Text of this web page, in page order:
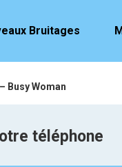
Bruitages
Busy Woman
téléphone